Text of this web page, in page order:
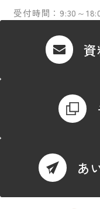
受付時間：9:30～
あ